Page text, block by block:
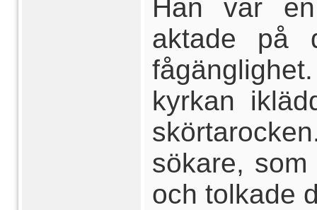
Han var
aktade på
kyrkan
sökare,
och tolkade